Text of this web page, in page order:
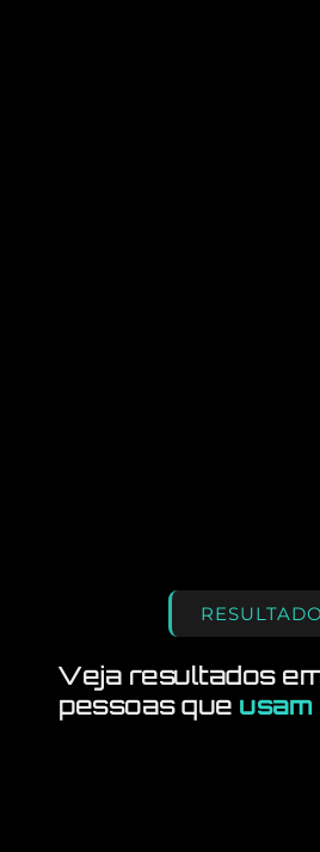
Veja resultados
pessoas que